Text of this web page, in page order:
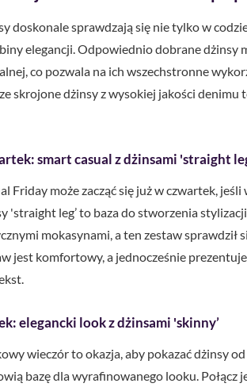
doskonale sprawdzają się nie tylko w
elegancji. Odpowiednio dobrane dżinsy
co pozwala na ich wszechstronne
skrojone dżinsy z wysokiej jakości
smart casual z dżinsami 'straight
Friday może zacząć się już w czwartek,
'straight leg’ to baza do stworzenia
mokasynami, a ten zestaw sprawdził
jest komfortowy, a jednocześnie
elegancki look z dżinsami 'skinny’
wieczór to okazja, aby pokazać dżinsy
bazę dla wyrafinowanego looku.